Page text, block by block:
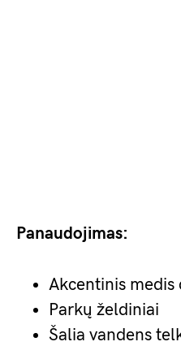
Panaudojimas:
Akcentinis
Parkų želdiniai
Šalia vandens